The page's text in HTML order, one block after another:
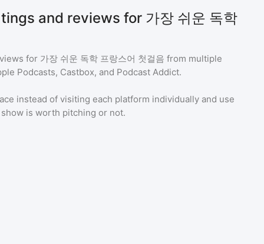
and reviews for 가장 쉬운 독학
for 가장 쉬운 독학 프랑스어 첫걸음 from multiple
Podcasts, Castbox, and Podcast Addict.
instead of visiting each platform individually and use
is worth pitching or not.